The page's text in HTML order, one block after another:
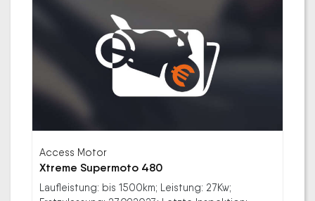
Access Motor
Xtreme Supermoto 480
Laufleistung: bis 1500km; Leistung: 27Kw;